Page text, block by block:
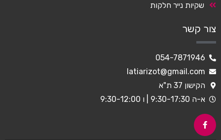
שקיות נייר חלקות
צור קשר
054-7871946
latiarizot@gmail.com
הקישון 37 ת"א
א-ה 9:30-17:30 | ו 9:30-12:00